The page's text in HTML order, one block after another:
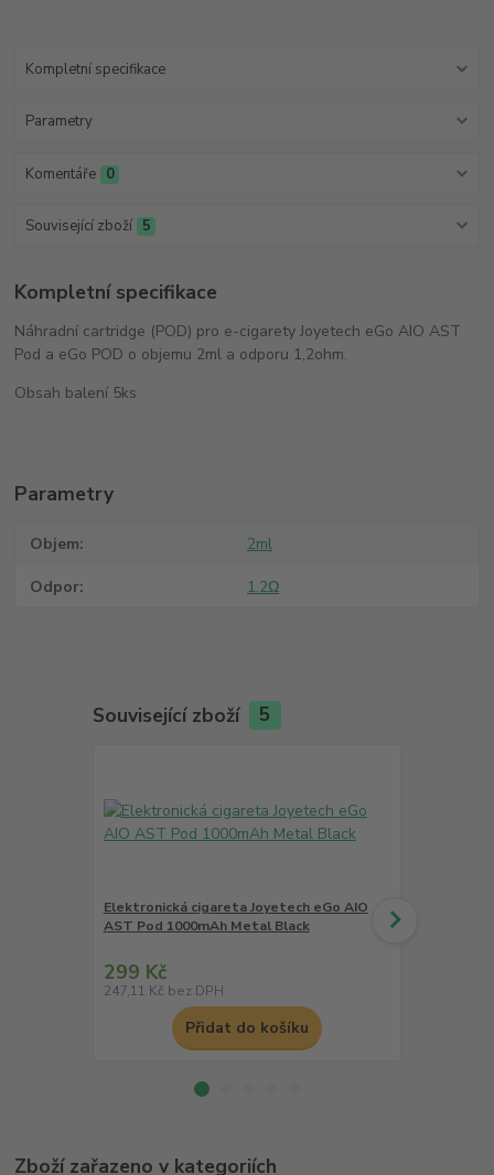
Kompletní specifikace
Parametry
Komentáře 0
Související zboží 5
Kompletní specifikace
Náhradní cartridge (POD) pro e-cigarety Joyetech eGo AIO AST
Pod a eGo POD o objemu 2ml a odporu 1,2ohm.
Obsah balení 5ks
Parametry
Objem 2ml
Odpor 1.2Ω
Související zboží 5
Elektronická cigareta Joyetech eGo AIO
AST Pod 1000mAh Metal Black
299 Kč
247,11 Kč bez DPH
Přidat do košíku
Zboží zařazeno v kategoriích